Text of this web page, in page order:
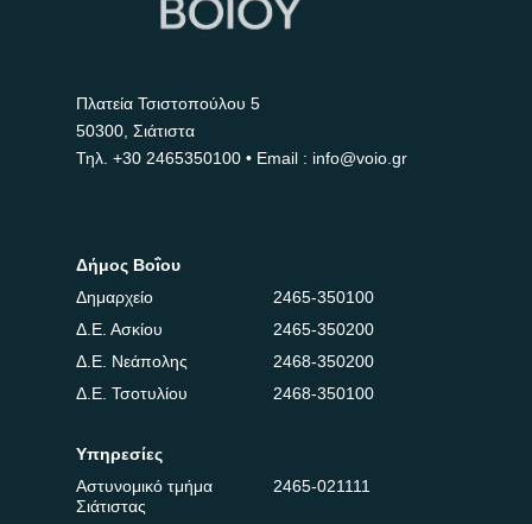
Πλατεία Τσιστοπούλου 5
50300, Σιάτιστα
Τηλ. +30 2465350100 • Email : info@voio.gr
Δήμος Βοΐου
Δημαρχείο
2465-350100
Δ.Ε. Ασκίου
2465-350200
Δ.Ε. Νεάπολης
2468-350200
Δ.Ε. Τσοτυλίου
2468-350100
Υπηρεσίες
Αστυνομικό τμήμα
Σιάτιστας
2465-021111